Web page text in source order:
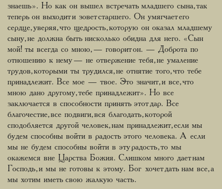
знаешь». Но как он вышел встречать младшего сына, так
теперь он выходит и зовет старшего. Он умягчает его
сердце, уверяя, что щедрость, которую он оказал младшему
сыну, не должна быть нисколько обидна для него. «Сын
мой! ты всегда со мною, — говорит он. — Доброта по
отношению к нему — не отвержение тебя, не умаление
трудов, которыми ты трудился, не отнятие того, что тебе
принадлежит. Все мое — твое. Это значит, и все, что
мною дано другому, тебе принадлежит». Но все
заключается в способности принять этот дар. Все
благочестие, все подвиги, вся благодать, которой
сподобляется другой человек, нам принадлежит, если мы
будем способны войти в радость этого человека. А если
мы не будем способны войти в эту радость, то мы
окажемся вне Царства Божия. Слишком много дает нам
Господь, и мы не готовы к этому. Бог хочет дать нам все, а
мы хотим иметь свою жалкую часть.